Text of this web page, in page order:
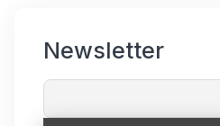
Newsletter